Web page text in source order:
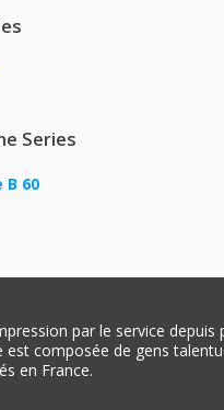
Series
B 60
par le service depuis
est composée de gens
en France.